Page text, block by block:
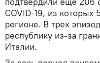
COVID-19, из которых
регионе. В трех
республику из-за
Италии.